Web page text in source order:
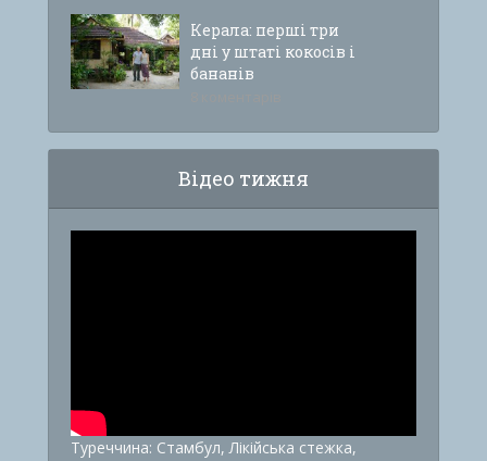
Керала: перші три
дні у штаті кокосів і
бананів
Відео тижня
Туреччина: Стамбул, Лікійська стежка,